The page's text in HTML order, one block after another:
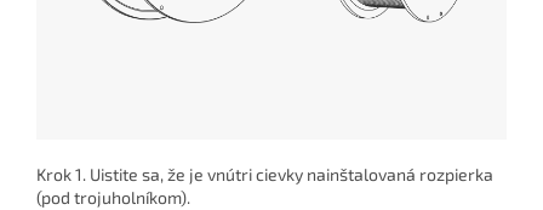
Krok 1. Uistite sa, že je vnútri cievky nainštalovaná rozpierka
(pod trojuholníkom).